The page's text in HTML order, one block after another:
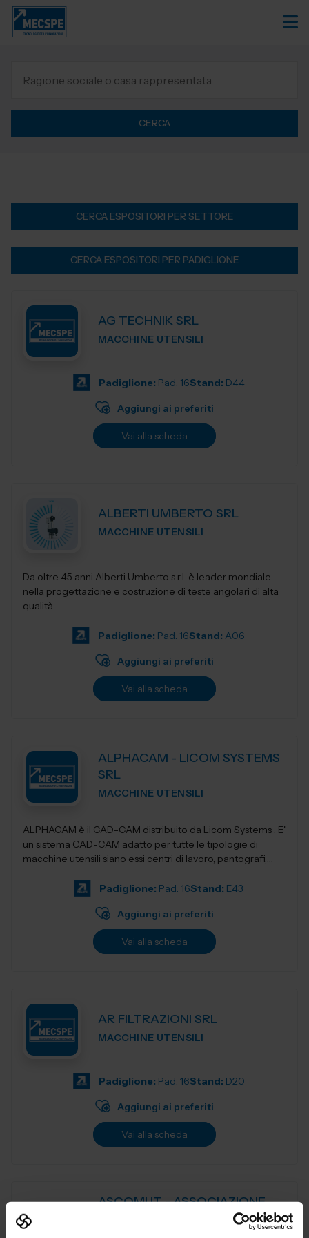
CERCA
CERCA ESPOSITORI PER SETTORE
CERCA ESPOSITORI PER PADIGLIONE
AG TECHNIK SRL
MACCHINE UTENSILI
Padiglione: Pad. 16Stand: D44
Aggiungi ai preferiti
Vai alla scheda
ALBERTI UMBERTO SRL
MACCHINE UTENSILI
Da oltre 45 anni Alberti Umberto s.r.l. è leader mondiale
nella progettazione e costruzione di teste angolari di alta
qualità
Padiglione: Pad. 16Stand: A06
Aggiungi ai preferiti
Vai alla scheda
ALPHACAM - LICOM SYSTEMS
SRL
MACCHINE UTENSILI
ALPHACAM è il CAD-CAM distribuito da Licom Systems . E'
un sistema CAD-CAM adatto per tutte le tipologie di
macchine utensili siano essi centri di lavoro, pantografi,
Padiglione: Pad. 16Stand: E43
Aggiungi ai preferiti
Vai alla scheda
AR FILTRAZIONI SRL
MACCHINE UTENSILI
Padiglione: Pad. 16Stand: D20
Aggiungi ai preferiti
Vai alla scheda
ASCOMUT - ASSOCIAZIONE